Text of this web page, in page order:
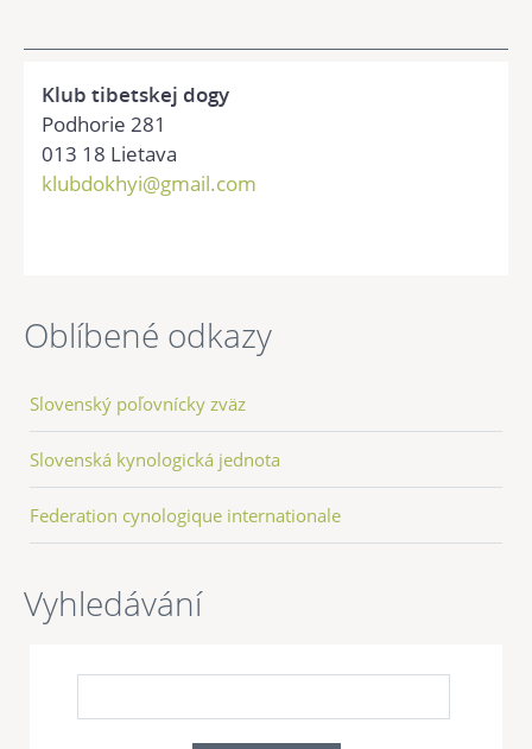
Klub tibetskej dogy
Podhorie 281
013 18 Lietava
klubdokhyi@gmail.com
Oblíbené odkazy
Slovenský poľovnícky zväz
Slovenská kynologická jednota
Federation cynologique internationale
Vyhledávání